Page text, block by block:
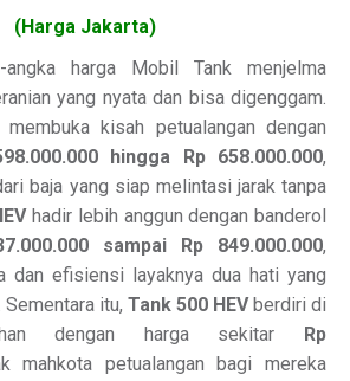
(Harga Jakarta)
angka harga Mobil Tank menjelma
yang nyata dan bisa digenggam.
membuka kisah petualangan dengan
hingga Rp 658.000.000,
baja yang siap melintasi jarak tanpa
hadir lebih anggun dengan banderol
sampai Rp 849.000.000,
dan efisiensi layaknya dua hati yang
itu, Tank 500 HEVberdiri di
dengan harga sekitar
Rp
mahkota petualangan bagi mereka